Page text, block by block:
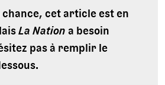
chance, cet article est en
La Nationa besoin
pas à remplir le